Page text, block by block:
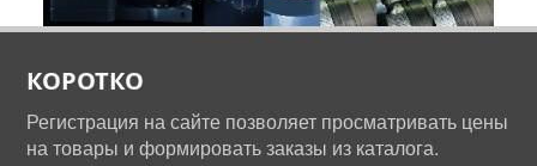
КОРОТКО
Регистрация на сайте позволяет просматривать цены
на товары и формировать заказы из каталога.